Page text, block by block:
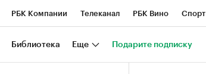
РБК Компании Телеканал РБК Вино Спорт
Национальные проекты Город
Библиотека Еще Подарите подписку